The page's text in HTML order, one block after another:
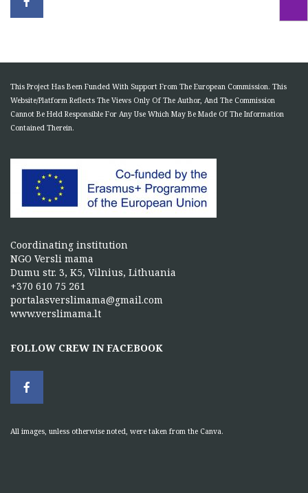
This Project Has Been Funded With Support From The European Commission. This
Website/Platform Reflects The Views Only Of The Author, And The Commission
Cannot Be Held Responsible For Any Use Which May Be Made Of The Information
Contained Therein.
Coordinating institution
NGO Versli mama
Dumu str. 3, K5, Vilnius, Lithuania
+370 610 75 261
portalasverslimama@gmail.com
www.verslimama.lt
FOLLOW CREW IN FACEBOOK
All images, unless otherwise noted, were taken from the Canva.